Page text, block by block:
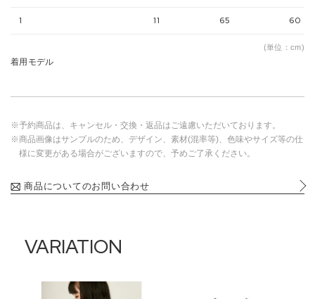
1 11 65 60
(単位：cm)
着用モデル
※予約商品は、キャンセル・交換・返品はご遠慮いただいております。
※商品画像はサンプルのため、デザイン、素材(混率等)、色味やサイズ等の仕
様に変更がある場合がございますので、予めご了承ください。
商品についてのお問い合わせ
VARIATION